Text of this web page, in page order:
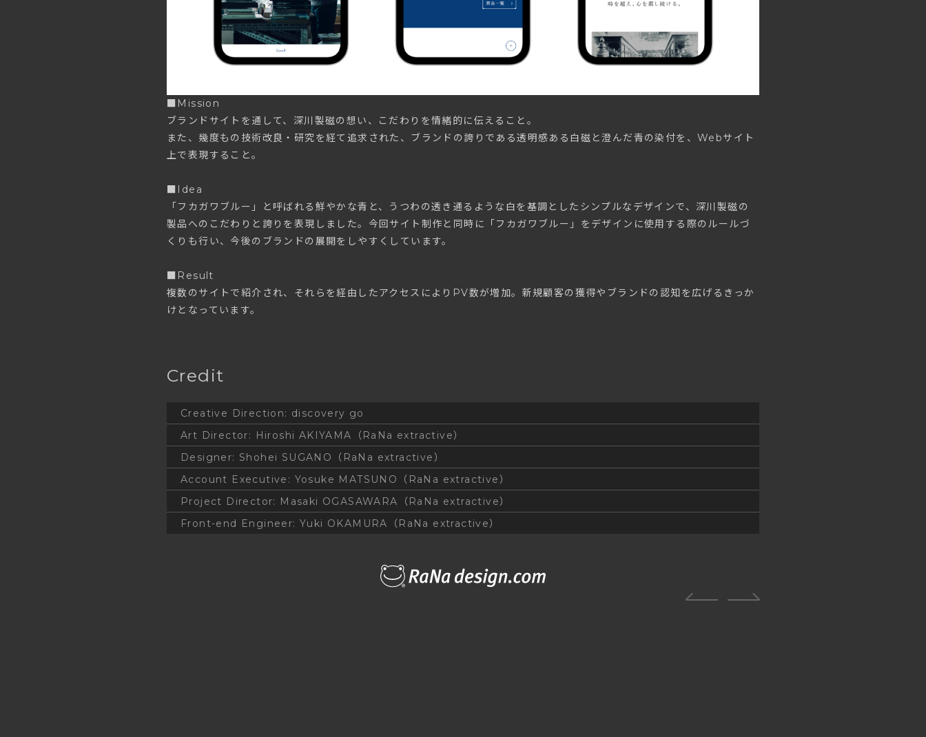
■Mission
ブランドサイトを通して、深川製磁の想い、こだわりを情緒的に伝えること。
また、幾度もの技術改良・研究を経て追求された、ブランドの誇りである透明感ある白磁と澄んだ青の染付を、Webサイト
上で表現すること。
■Idea
「フカガワブルー」と呼ばれる鮮やかな青と、うつわの透き通るような白を基調としたシンプルなデザインで、深川製磁の
製品へのこだわりと誇りを表現しました。今回サイト制作と同時に「フカガワブルー」をデザインに使用する際のルールづ
くりも行い、今後のブランドの展開をしやすくしています。
■Result
複数のサイトで紹介され、それらを経由したアクセスによりPV数が増加。新規顧客の獲得やブランドの認知を広げるきっか
けとなっています。
Credit
Creative Direction: discovery go
Art Director: Hiroshi AKIYAMA（RaNa extractive）
Designer: Shohei SUGANO（RaNa extractive）
Account Executive : Yosuke MATSUNO（RaNa extractive）
Project Director: Masaki OGASAWARA（RaNa extractive）
Front-end Engineer:Yuki OKAMURA（RaNa extractive）